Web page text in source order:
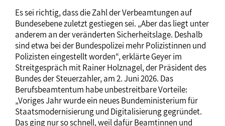
Es sei richtig, dass die Zahl der Verbeamtungen auf
Bundesebene zuletzt gestiegen sei. „Aber das liegt unter
anderem an der veränderten Sicherheitslage. Deshalb
sind etwa bei der Bundespolizei mehr Polizistinnen und
Polizisten eingestellt worden“, erklärte Geyer im
Streitgespräch mit Rainer Holznagel, der Präsident des
Bundes der Steuerzahler, am 2. Juni 2026. Das
Berufsbeamtentum habe unbestreitbare Vorteile:
„Voriges Jahr wurde ein neues Bundeministerium für
Staatsmodernisierung und Digitalisierung gegründet.
Das ging nur so schnell, weil dafür Beamtinnen und